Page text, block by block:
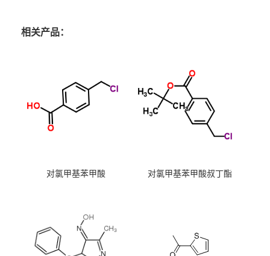
相关产品：
对氯甲基苯甲酸 对氯甲基苯甲酸叔丁酯